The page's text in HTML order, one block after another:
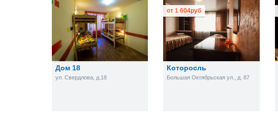
Дом 18
ул. Свердлова, д.18
Которосль
Большая Октябрьская ул., д. 87
от1 604руб